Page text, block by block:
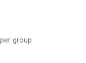
group